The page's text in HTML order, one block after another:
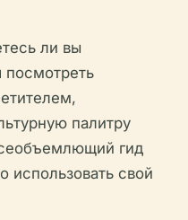
ли вы
палитру
гид
свой